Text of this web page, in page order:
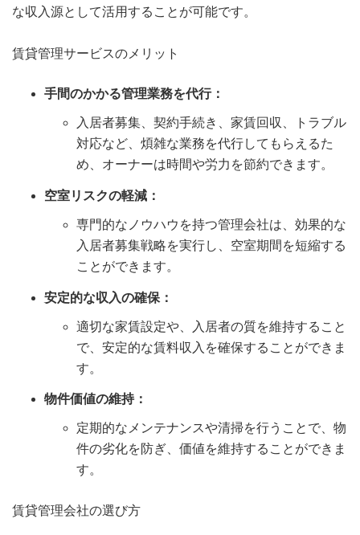
な収入源として活用することが可能です。
賃貸管理サービスのメリット
手間のかかる管理業務を代行：
入居者募集、契約手続き、家賃回収、トラブル
対応など、煩雑な業務を代行してもらえるた
め、オーナーは時間や労力を節約できます。
空室リスクの軽減：
専門的なノウハウを持つ管理会社は、効果的な
入居者募集戦略を実行し、空室期間を短縮する
ことができます。
安定的な収入の確保：
適切な家賃設定や、入居者の質を維持すること
で、安定的な賃料収入を確保することができま
す。
物件価値の維持：
定期的なメンテナンスや清掃を行うことで、物
件の劣化を防ぎ、価値を維持することができま
す。
賃貸管理会社の選び方